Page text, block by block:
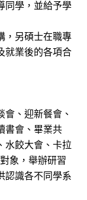
同學，並給予學
，另碩士在職專
就業後的各項合
會、迎新餐會、
書會、畢業共
水餃大會、卡拉
象，舉辦研習
認識各不同學系